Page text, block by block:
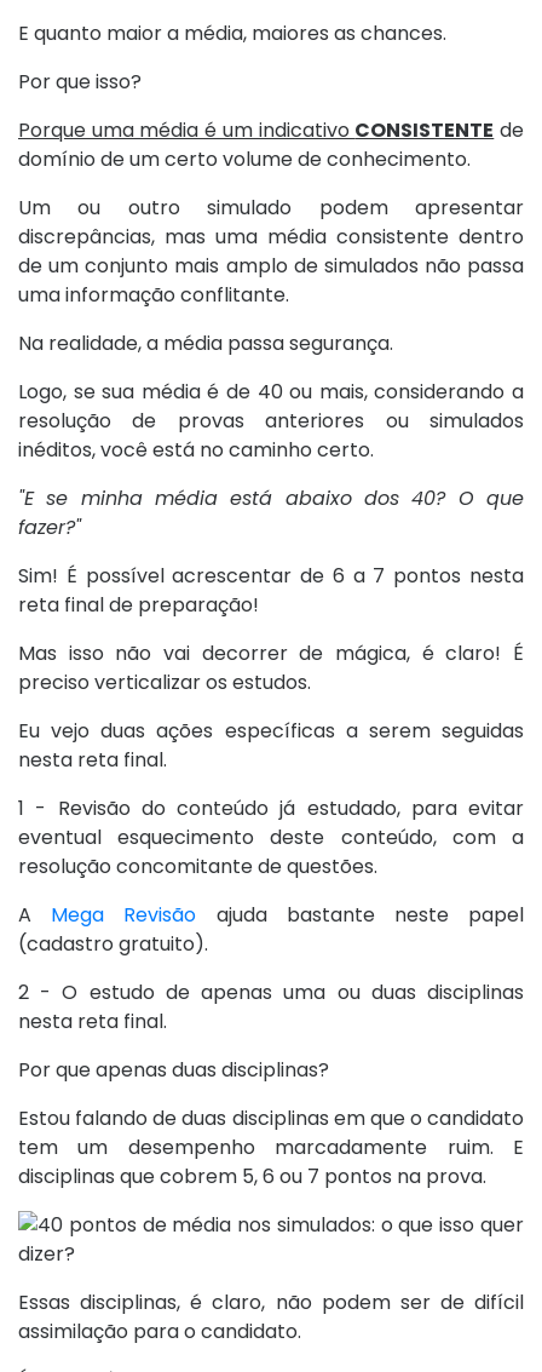
E quanto maior a média, maiores as chances.
Por que isso?
Porque uma média é um indicativo CONSISTENTE de
domínio de um certo volume de conhecimento.
Um ou outro simulado podem apresentar
discrepâncias, mas uma média consistente dentro
de um conjunto mais amplo de simulados não passa
uma informação conflitante.
Na realidade, a média passa segurança.
Logo, se sua média é de 40 ou mais, considerando a
resolução de provas anteriores ou simulados
inéditos, você está no caminho certo.
"E se minha média está abaixo dos 40? O que
fazer?"
Sim! É possível acrescentar de 6 a 7 pontos nesta
reta final de preparação!
Mas isso não vai decorrer de mágica, é claro! É
preciso verticalizar os estudos.
Eu vejo duas ações específicas a serem seguidas
nesta reta final.
1 - Revisão do conteúdo já estudado, para evitar
eventual esquecimento deste conteúdo, com a
resolução concomitante de questões.
A Mega Revisão ajuda bastante neste papel
(cadastro gratuito).
2 - O estudo de apenas uma ou duas disciplinas
nesta reta final.
Por que apenas duas disciplinas?
Estou falando de duas disciplinas em que o candidato
tem um desempenho marcadamente ruim. E
disciplinas que cobrem 5, 6 ou 7 pontos na prova.
Essas disciplinas, é claro, não podem ser de difícil
assimilação para o candidato.